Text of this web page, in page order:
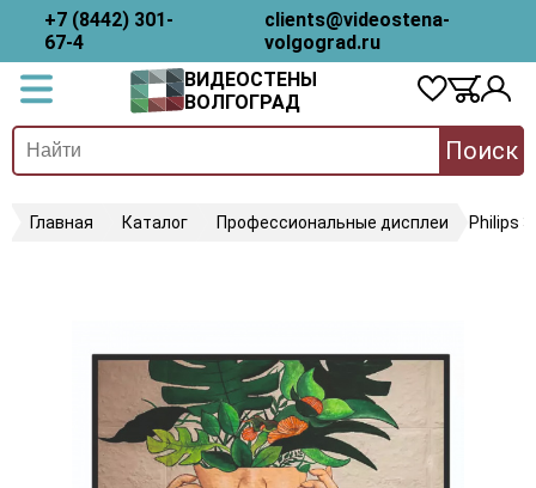
+7 (8442) 301-
67-4
clients@videostena-
volgograd.ru
ВИДЕОСТЕНЫ
ВОЛГОГРАД
Поиск
Главная Каталог Профессиональные дисплеи Philips